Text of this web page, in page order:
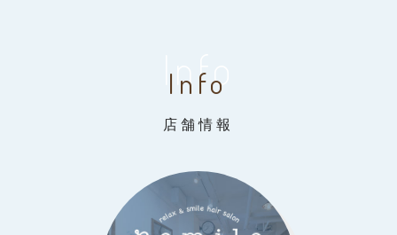
Info
Info
店舗情報